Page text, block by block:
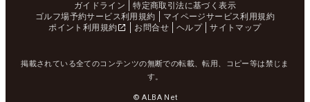
ガイドライン
特定商取引法に基づく表示
ゴルフ場予約サービス利用規約
マイページサービス利用規約
ポイント利用規約
お問合せ ヘルプ サイトマップ
掲載されている全てのコンテンツの無断での転載、転用、コピー等は禁じま
す。
© ALBA Net